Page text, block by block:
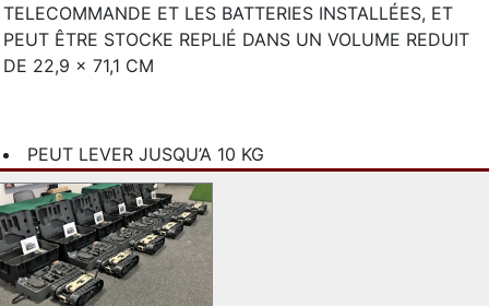
TELECOMMANDE ET LES BATTERIES INSTALLÉES, ET
PEUT ÊTRE STOCKE REPLIÉ DANS UN VOLUME REDUIT
DE 22,9 x 71,1 CM
PEUT LEVER JUSQU’A 10 KG